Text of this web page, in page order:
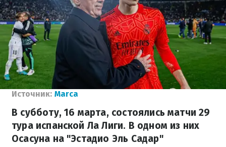
Источник: Marca
В субботу, 16 марта, состоялись матчи 29
тура испанской Ла Лиги. В одном из них
Осасуна на "Эстадио Эль Садар"